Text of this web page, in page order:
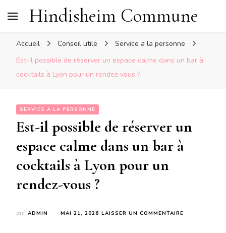
Hindisheim Commune
Accueil Conseil utile
Service a la personne
Est-il possible de réserver un espace calme dans un bar à
cocktails à Lyon pour un rendez-vous ?
SERVICE A LA PERSONNE
Est-il possible de réserver un
espace calme dans un bar à
cocktails à Lyon pour un
rendez-vous ?
par ADMIN MAI 21, 2026 LAISSER UN COMMENTAIRE